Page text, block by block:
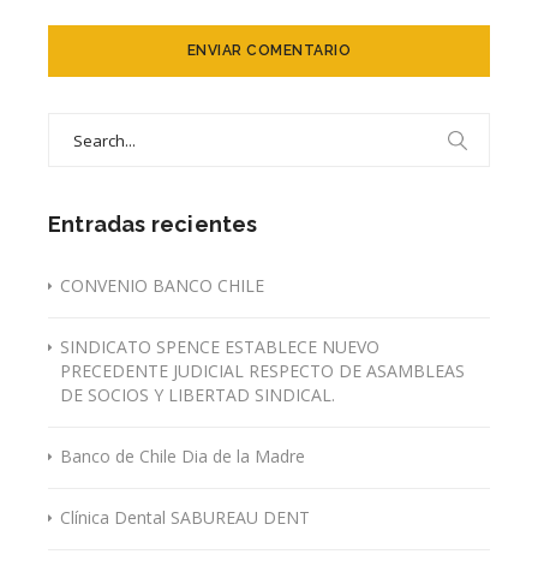
Entradas recientes
CONVENIO BANCO CHILE
SINDICATO SPENCE ESTABLECE NUEVO
PRECEDENTE JUDICIAL RESPECTO DE ASAMBLEAS
DE SOCIOS Y LIBERTAD SINDICAL.
Banco de Chile Dia de la Madre
Clínica Dental SABUREAU DENT